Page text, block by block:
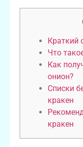
Краткий
Что
Как
онион?
Списки
кракен
кракен